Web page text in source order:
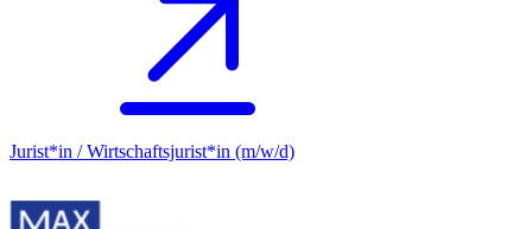
Jurist*in / Wirtschafts­jurist*in (m/w/d)